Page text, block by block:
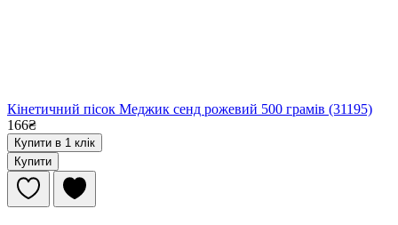
Кінетичний пісок Меджик сенд рожевий 500 грамів (31195)
166₴
Купити в 1 клік
Купити